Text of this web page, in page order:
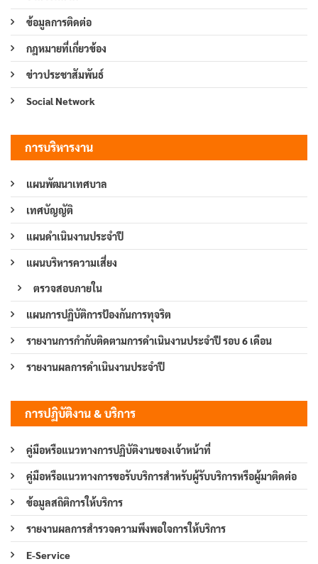
ข้อมูลการติดต่อ
กฎหมายที่เกี่ยวข้อง
ข่าวประชาสัมพันธ์
Social Network
การบริหารงาน
แผนพัฒนาเทศบาล
เทศบัญญัติ
แผนดำเนินงานประจำปี
แผนบริหารความเสี่ยง
ตรวจสอบภายใน
แผนการปฏิบัติการป้องกันการทุจริต
รายงานการกำกับติดตามการดำเนินงานประจำปี รอบ 6 เดือน
รายงานผลการดำเนินงานประจำปี
การปฏิบัติงาน & บริการ
คู่มือหรือแนวทางการปฏิบัติงานของเจ้าหน้าที่
คู่มือหรือแนวทางการขอรับบริการสำหรับผู้รับบริการหรือผู้มาติดต่อ
ข้อมูลสถิติการให้บริการ
รายงานผลการสำรวจความพึงพอใจการให้บริการ
E-Service